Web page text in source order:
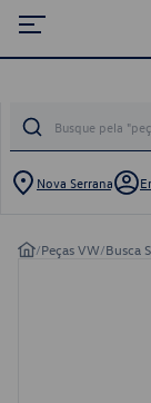
Nova Serrana
/Peças VW/Busca